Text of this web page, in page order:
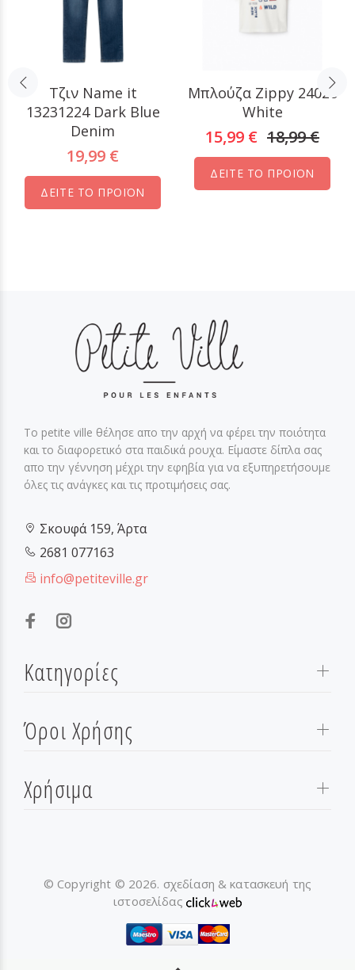
Τζιν Name it
13231224 Dark Blue
Denim
19,99 €
ΔΕΙΤΕ ΤΟ ΠΡΟΪΟΝ
Μπλούζα Zippy 24026
White
15,99 € 18,99 €
ΔΕΙΤΕ ΤΟ ΠΡΟΪΟΝ
Το petite ville θέλησε απο την αρχή να φέρει την ποιότητα
και το διαφορετικό στα παιδικά ρουχα. Είμαστε δίπλα σας
απο την γέννηση μέχρι την εφηβία για να εξυπηρετήσουμε
όλες τις ανάγκες και τις προτιμήσεις σας.
Σκουφά 159, Άρτα
2681 077163
info@petiteville.gr
Κατηγορίες
Όροι Χρήσης
Χρήσιμα
© Copyright © 2026. σχεδίαση & κατασκευή της
ιστοσελίδας